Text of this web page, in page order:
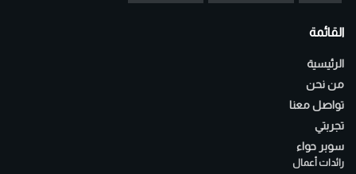
القائمة
الرئيسية
من نحن
تواصل معنا
تجربتي
سوبر حواء
رائدات أعمال